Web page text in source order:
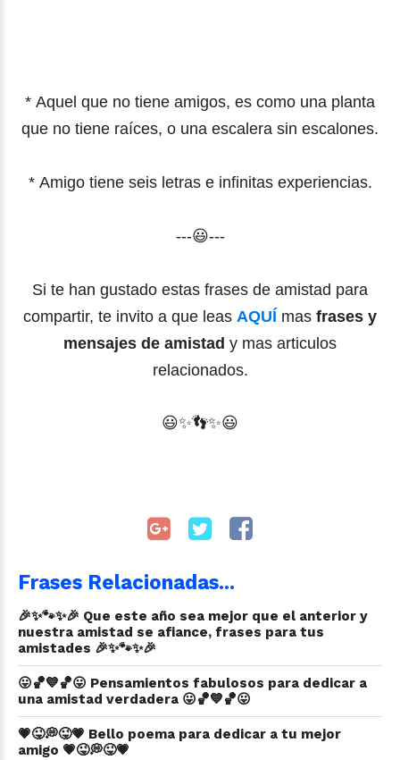
* Aquel que no tiene amigos, es como una planta
que no tiene raíces, o una escalera sin escalones.
* Amigo tiene seis letras e infinitas experiencias.
---😃---
Si te han gustado estas frases de amistad para
compartir, te invito a que leas AQUÍ mas frases y
mensajes de amistad y mas articulos
relacionados.
😃✨👣✨😃
Frases Relacionadas...
🎉✨🐾✨🎉 Que este año sea mejor que el anterior y
nuestra amistad se afiance, frases para tus
amistades 🎉✨🐾✨🎉
😛🏀💙🏀😛 Pensamientos fabulosos para dedicar a
una amistad verdadera 😛🏀💙🏀😛
💗😜💭😜💗 Bello poema para dedicar a tu mejor
amigo 💗😜💭😜💗